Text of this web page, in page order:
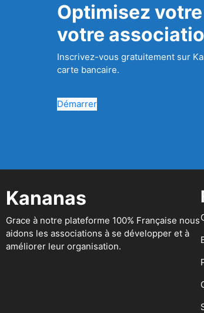
Optimisez
votre
Inscrivez-vous gratuitement sur
carte bancaire.
Démarrer
Kananas
Grace à notre plateforme 100% Française nous
aidons les associations à se développer et à
améliorer leur organisation.